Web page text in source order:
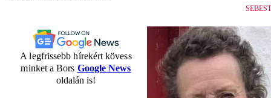
A legfrissebb hírekért kövess
minket a Bors Google News
oldalán is!